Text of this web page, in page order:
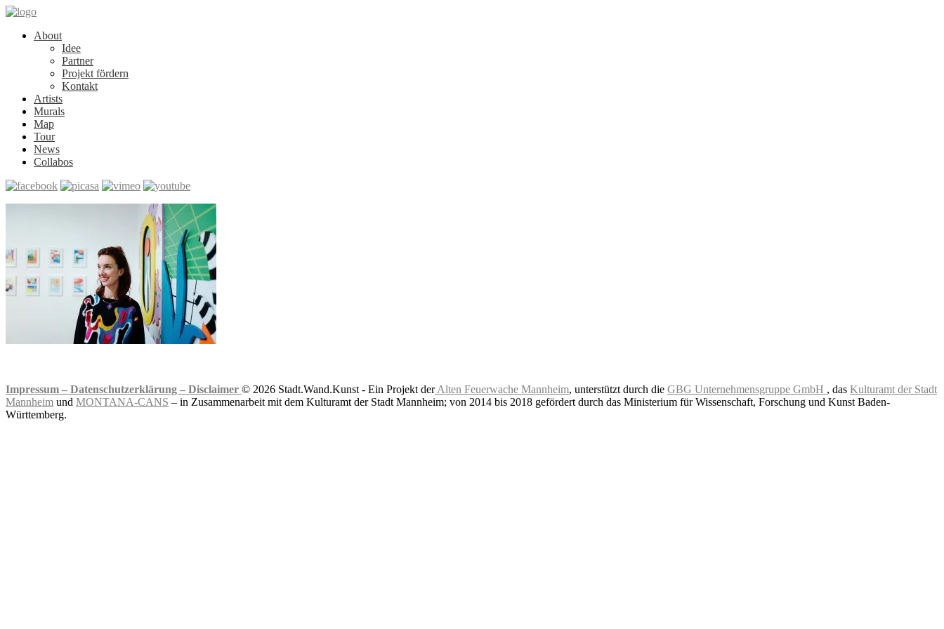
About
Idee
Partner
Projekt fördern
Kontakt
Artists
Murals
Map
Tour
News
Collabos
Impressum – Datenschutzerklärung – Disclaimer © 2026 Stadt.Wand.Kunst - Ein Projekt derAlten Feuerwache Mannheim, unterstützt durch die GBG Unternehmensgruppe GmbH , das Kulturamt der Stadt
Mannheim und MONTANA-CANS – in Zusammenarbeit mit dem Kulturamt der Stadt Mannheim; von 2014 bis 2018 gefördert durch das Ministerium für Wissenschaft, Forschung und Kunst Baden-
Württemberg.